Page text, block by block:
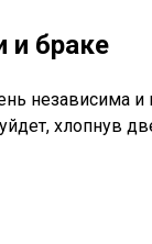
браке
независима
хлопнув